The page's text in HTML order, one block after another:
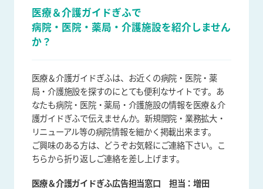
医療＆介護ガイドぎふで
病院・医院・薬局・介護施設を紹介しません
か？
医療＆介護ガイドぎふは、お近くの病院・医院・薬
局・介護施設を探すのにとても便利なサイトです。あ
なたも病院・医院・薬局・介護施設の情報を医療＆介
護ガイドぎふで伝えませんか。新規開院・業務拡大・
リニューアル等の病院情報を細かく掲載出来ます。
ご興味のある方は、どうぞお気軽にご連絡下さい。こ
ちらから折り返しご連絡を差し上げます。
医療＆介護ガイドぎふ広告担当窓口
担当：増田